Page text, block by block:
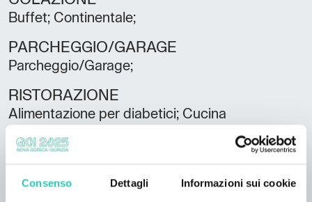
Consenso Dettagli Informazioni sui cookie
Buffet; Continentale;
PARCHEGGIO/GARAGE
Parcheggio/Garage;
RISTORAZIONE
Alimentazione per diabetici; Cucina
SALE CONVEGNI/CONGRESSI
Sale Convegni/Congressi;